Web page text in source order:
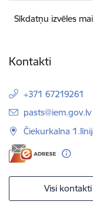
Sīkdatņu izvēles
Kontakti
+371 67219261
E-pasts:
pasts@iem.gov.lv
Čiekurkalna
Visi kontakti